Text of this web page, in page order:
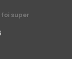
super